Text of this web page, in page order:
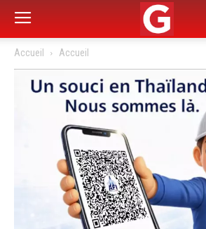
Accueil Accueil